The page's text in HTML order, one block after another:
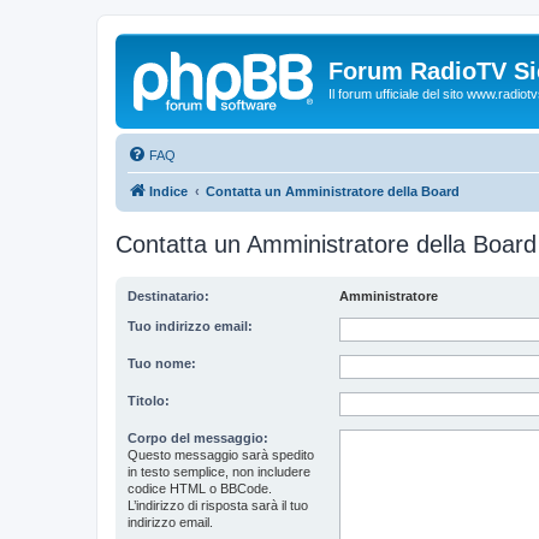
Forum RadioTV
Il forum ufficiale del sito
FAQ
Indice Contatta un Amministratore della Board
Contatta un Amministratore della Board
Destinatario: Amministratore
Tuo indirizzo email:
Tuo nome:
Titolo:
Corpo del messaggio:
Questo messaggio sarà spedito
in testo semplice, non includere
codice HTML o BBCode.
L’indirizzo di risposta sarà il tuo
indirizzo email.